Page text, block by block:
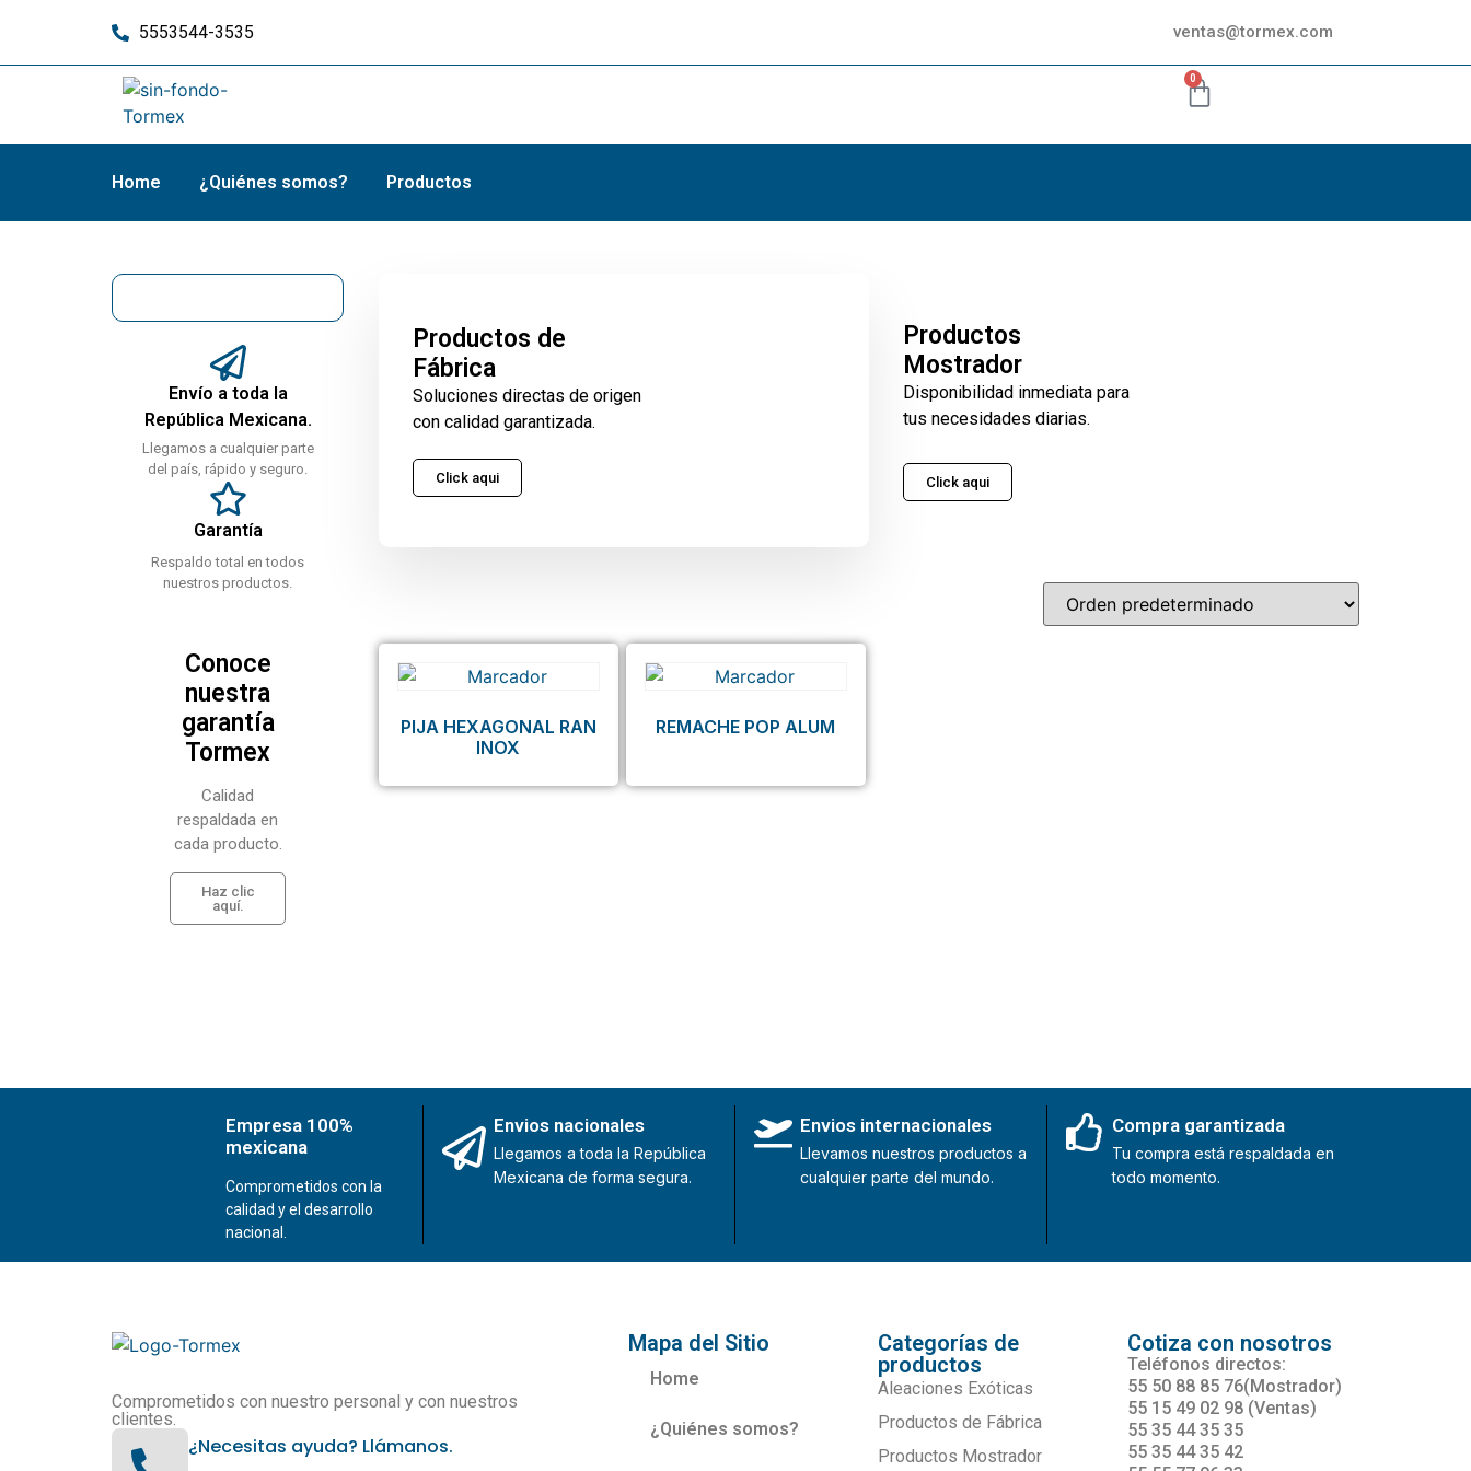
5553544-3535 ventas@tormex.com
0
Home ¿Quiénes somos? Productos
Envío a toda la
República Mexicana.
Llegamos a cualquier parte
del país, rápido y seguro.
Garantía
Respaldo total en todos
nuestros productos.
Conoce
nuestra
garantía
Tormex
Calidad
respaldada en
cada producto.
Haz clic
aquí.
Productos de
Fábrica
Soluciones directas de origen
con calidad garantizada.
Click aqui
Productos
Mostrador
Disponibilidad inmediata para
tus necesidades diarias.
Click aqui
PIJA HEXAGONAL RAN
INOX
REMACHE POP ALUM
Empresa 100%
mexicana
Comprometidos con la
calidad y el desarrollo
nacional.
Envios nacionales
Llegamos a toda la República
Mexicana de forma segura.
Envios internacionales
Llevamos nuestros productos a
cualquier parte del mundo.
Compra garantizada
Tu compra está respaldada en
todo momento.
Comprometidos con nuestro personal y con nuestros
clientes.
¿Necesitas ayuda? Llámanos.
Mapa del Sitio
Home
¿Quiénes somos?
Categorías de
productos
Aleaciones Exóticas
Productos de Fábrica
Productos Mostrador
Cotiza con nosotros
Teléfonos directos:
55 50 88 85 76(Mostrador)
55 15 49 02 98 (Ventas)
55 35 44 35 35
55 35 44 35 42